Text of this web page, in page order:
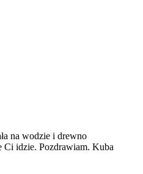
na wodzie i drewno
Ci idzie. Pozdrawiam. Kuba